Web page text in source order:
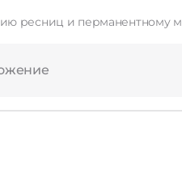
ресниц и перманентному